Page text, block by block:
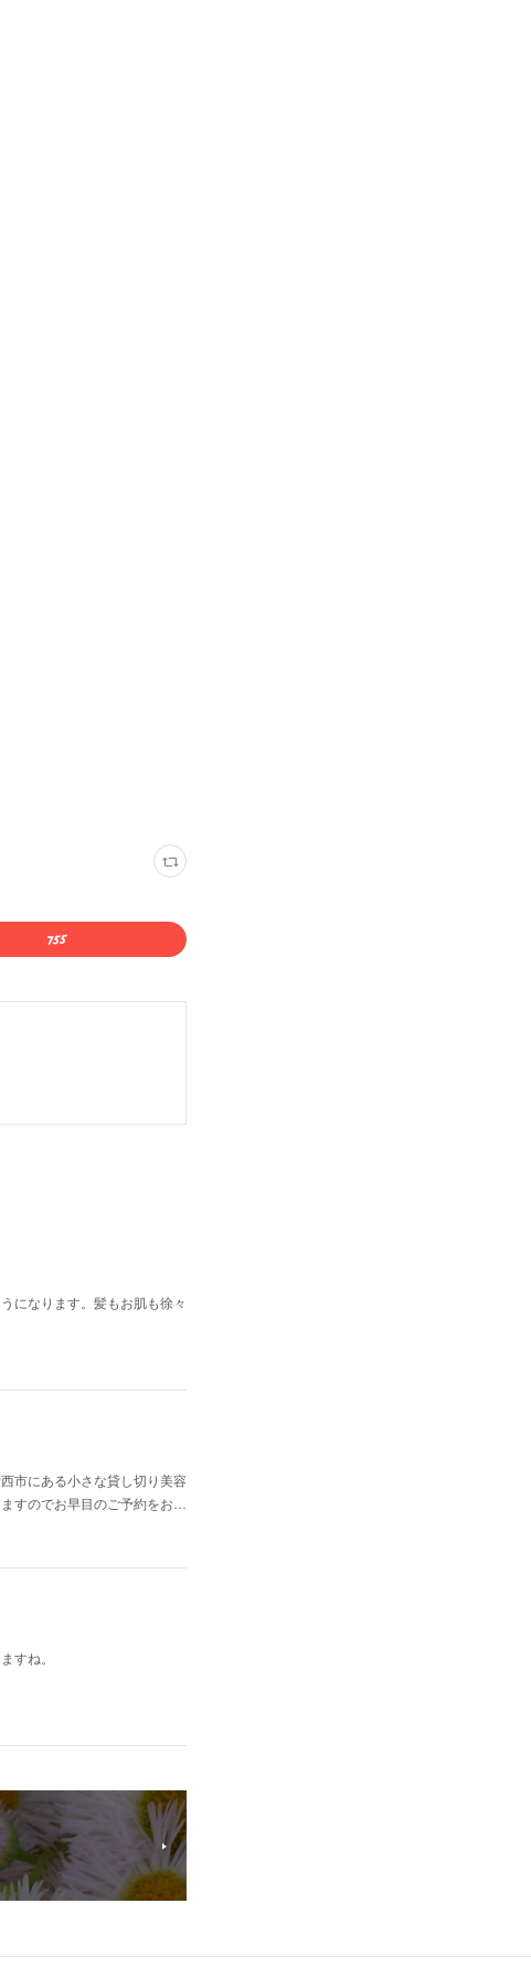
になります。髪もお肌も徐々
市にある小さな貸し切り美容
すのでお早目のご予約をお…
すね。